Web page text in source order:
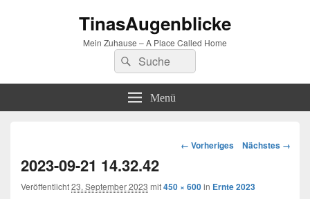
TinasAugenblicke
Mein Zuhause – A Place Called Home
Suchen
nach:
Suchen
Menü
Bilder-
← Vorheriges Nächstes →
2023-09-21 14.32.42
Veröffentlicht23. September 2023 mit450 × 600in Ernte 2023